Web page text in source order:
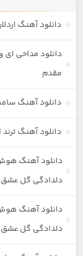
دانلود آهنگ
دانلود مداحی ای
مقدم
دانلود آهنگ
دانلود آهنگ ترند
دانلود آهنگ
دلدادگی گل
دانلود آهنگ
دلدادگی گل